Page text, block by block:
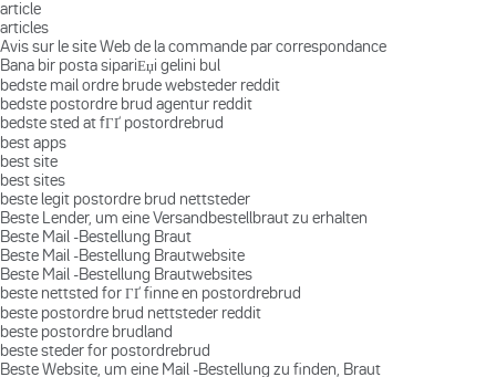
article
articles
Avis sur le site Web de la commande par correspondance
Bana bir posta sipariЕџi gelini bul
bedste mail ordre brude websteder reddit
bedste postordre brud agentur reddit
bedste sted at fГҐ postordrebrud
best apps
best site
best sites
beste legit postordre brud nettsteder
Beste Lender, um eine Versandbestellbraut zu erhalten
Beste Mail -Bestellung Braut
Beste Mail -Bestellung Brautwebsite
Beste Mail -Bestellung Brautwebsites
beste nettsted for ГҐ finne en postordrebrud
beste postordre brud nettsteder reddit
beste postordre brudland
beste steder for postordrebrud
Beste Website, um eine Mail -Bestellung zu finden, Braut